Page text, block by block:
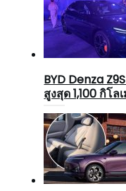
BYD Denza
สูงสุด 1,100 กิโ